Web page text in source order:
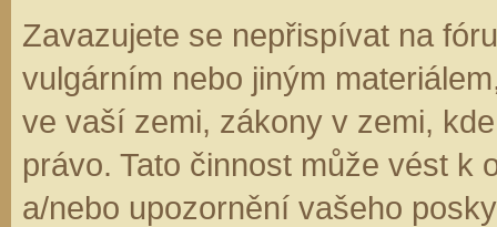
Zavazujete se nepřispívat na
vulgárním nebo jiným
ve vaší zemi, zákony v zemi,
právo. Tato činnost může vést k
a/nebo upozornění vašeho